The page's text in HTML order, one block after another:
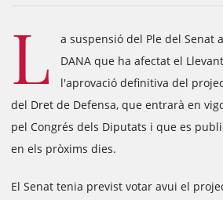
L
a suspensió del Ple del Senat
DANA que ha afectat el
l'aprovació definitiva del
del Dret de Defensa, que entrarà en
pel Congrés dels Diputats i que es
en els pròxims dies.
El Senat tenia previst votar avui el